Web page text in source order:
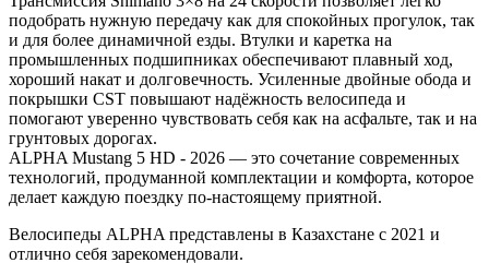
подобрать нужную передачу как для спокойных прогулок, так
и для более динамичной езды. Втулки и каретка на
промышленных подшипниках обеспечивают плавный ход,
хороший накат и долговечность. Усиленные двойные обода и
покрышки CST повышают надёжность велосипеда и
помогают уверенно чувствовать себя как на асфальте, так и на
грунтовых дорогах.
ALPHA Mustang 5 HD - 2026 — это сочетание современных
технологий, продуманной комплектации и комфорта, которое
делает каждую поездку по-настоящему приятной.
Велосипеды ALPHA представлены в Казахстане с 2021 и
отлично себя зарекомендовали.